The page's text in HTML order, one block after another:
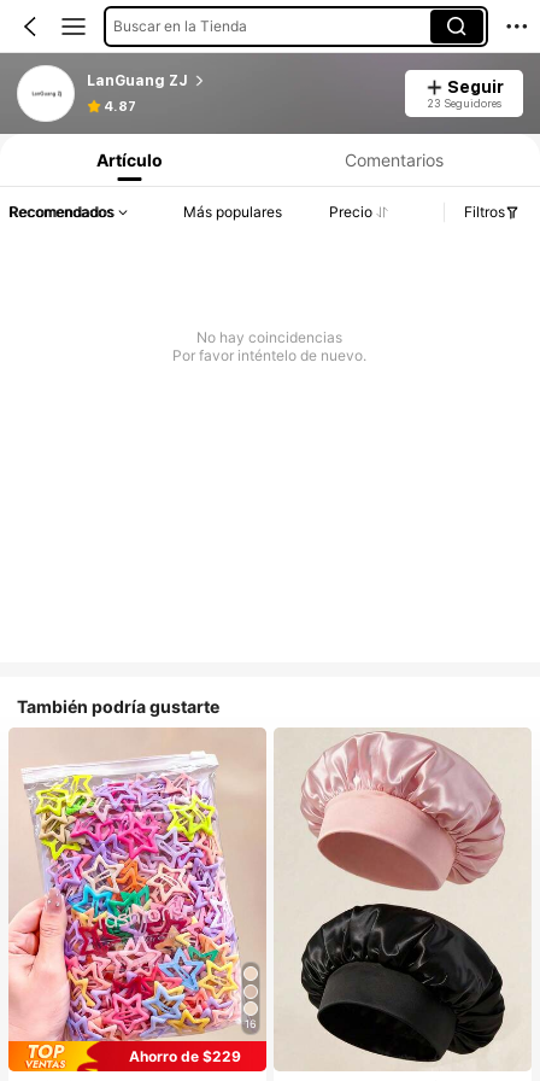
Buscar en la Tienda
LanGuang ZJ
4.87
Seguir
23 Seguidores
Artículo Comentarios
Recomendados Más populares Precio Filtros
No hay coincidencias
Por favor inténtelo de nuevo.
También podría gustarte
16
Ahorro de $229
#1 Más vendidos
en Multicolor Gorros para el pelo para mujer
Establecido hace 1 año